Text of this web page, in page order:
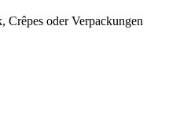
Crêpes oder Verpackungen